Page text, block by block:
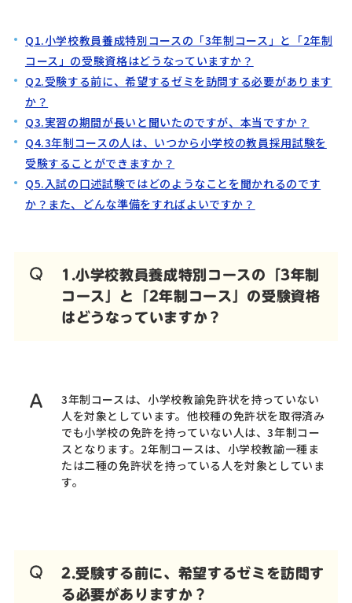
Q1.小学校教員養成特別コースの「3年制コース」と「2年制
コース」の受験資格はどうなっていますか？
Q2.受験する前に、希望するゼミを訪問する必要があります
か？
Q3.実習の期間が長いと聞いたのですが、本当ですか？
Q4.3年制コースの人は、いつから小学校の教員採用試験を
受験することができますか？
Q5.入試の口述試験ではどのようなことを聞かれるのです
か？また、どんな準備をすればよいですか？
1.小学校教員養成特別コースの「3年制
コース」と「2年制コース」の受験資格
はどうなっていますか？
3年制コースは、小学校教諭免許状を持っていない
人を対象としています。他校種の免許状を取得済み
でも小学校の免許を持っていない人は、3年制コー
スとなります。2年制コースは、小学校教諭一種ま
たは二種の免許状を持っている人を対象としていま
す。
2.受験する前に、希望するゼミを訪問す
る必要がありますか？